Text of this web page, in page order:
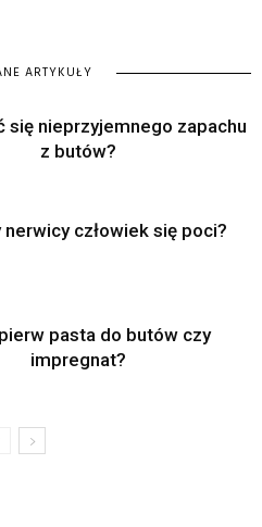
ARTYKUŁY
się nieprzyjemnego zapachu
z butów?
nerwicy człowiek się poci?
pasta do butów czy
impregnat?